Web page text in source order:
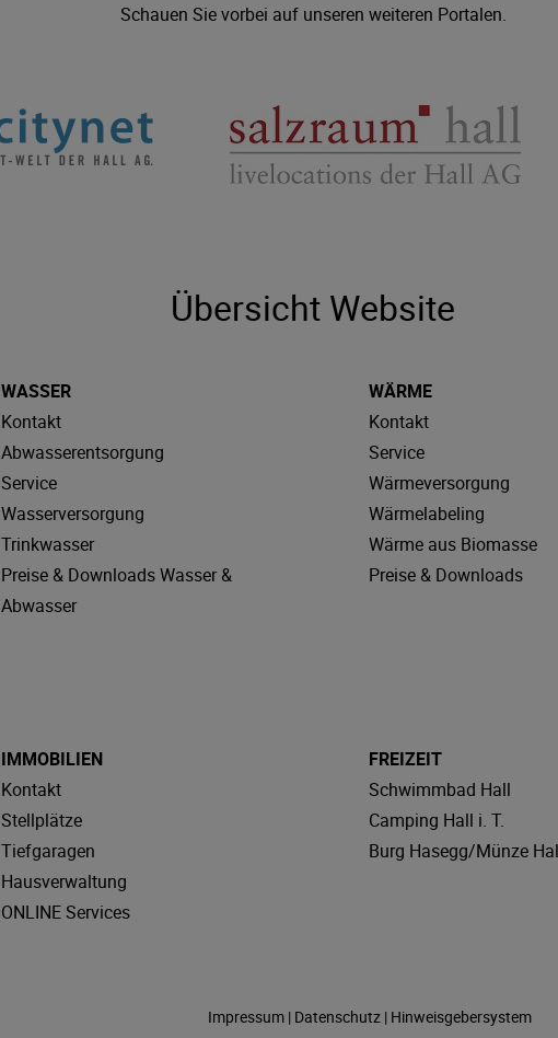
Schauen Sie vorbei auf unseren weiteren Portalen.
Übersicht Website
WASSER
Kontakt
Abwasserentsorgung
Service
Wasserversorgung
Trinkwasser
Preise & Downloads Wasser &
Abwasser
WÄRME
Kontakt
Service
Wärmeversorgung
Wärmelabeling
Wärme aus Biomasse
Preise & Downloads
IMMOBILIEN
Kontakt
Stellplätze
Tiefgaragen
Hausverwaltung
ONLINE Services
FREIZEIT
Schwimmbad Hall
Camping Hall i. T.
Burg Hasegg/Münze
Impressum| Datenschutz| Hinweisgebersystem